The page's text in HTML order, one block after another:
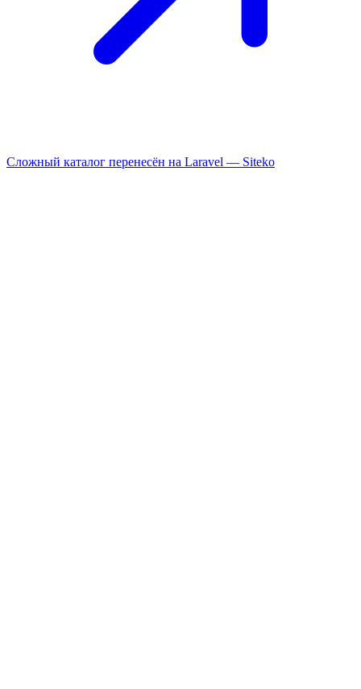
Сложный каталог перенесён на Laravel — Siteko